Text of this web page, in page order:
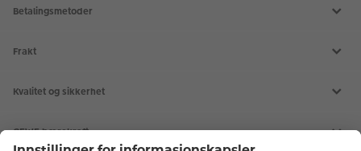
Betalingsmetoder
Frakt
Kvalitet og sikkerhet
CEWE bærekraft